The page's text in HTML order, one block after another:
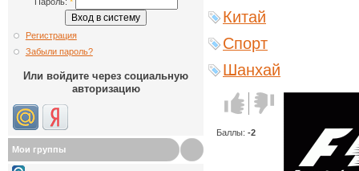
Регистрация
Забыли пароль?
Или войдите через социальную
авторизацию
Мои группы
Китай
Спорт
Шанхай
Голос за!Голос
против!
Баллы: -2